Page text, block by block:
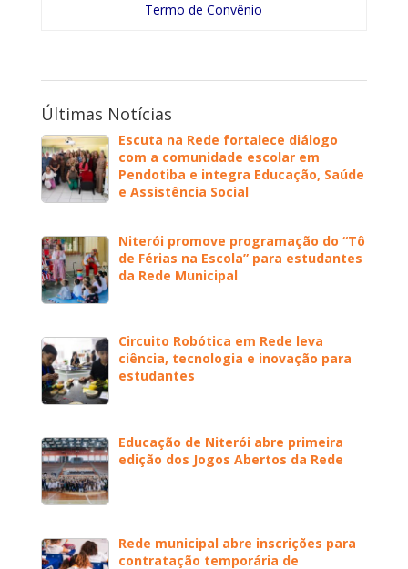
Termo de Convênio
Últimas Notícias
Escuta na Rede fortalece diálogo
com a comunidade escolar em
Pendotiba e integra Educação, Saúde
e Assistência Social
Niterói promove programação do “Tô
de Férias na Escola” para estudantes
da Rede Municipal
Circuito Robótica em Rede leva
ciência, tecnologia e inovação para
estudantes
Educação de Niterói abre primeira
edição dos Jogos Abertos da Rede
Rede municipal abre inscrições para
contratação temporária de